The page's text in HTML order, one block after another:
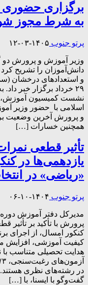
به شرط مجوز
پرتو جنوب ۱۴۰۵-۰۳-۱۲
وزیر آموزش و پرورش دو
دانش‌آموزان را تشریح
۲۹ خرداد برگزار خبر
نشست کمیسیون آموزش،
اسلامی با حضور وزیر
و پرورش آخرین وضعیت
همچنین خسارات […]
تأثیر قطعی
«ریاضی» در
پرتو جنوب ۱۴۰۴-۱۰-۰۶
مدیرکل دفتر آموزش
پرورش با تأکید بر تأثیر
کنکور امسال، از اجرای
کیفیت آموزشی، افزایش
هدایت تحصیلی متناسب
در رشته‌های نظری هستند.
گفت‌وگو با ایسنا، با […]